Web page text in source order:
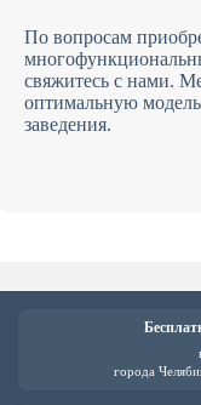
По вопросам
свяжитесь с нами.
оптимальную
заведения.
города